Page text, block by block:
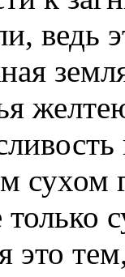
ведь
сухом
только
это